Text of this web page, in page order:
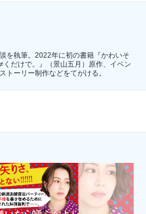
を執筆。2022年に初の書籍『かわいそ
だけで。』（景山五月）原作、イベン
トーリー制作などをてがける。